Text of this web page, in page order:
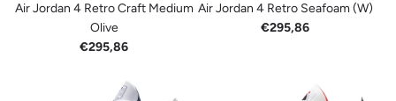
Air Jordan 4 Retro Craft Medium
Olive
€295,86
Air Jordan 4 Retro Seafoam (W)
€295,86